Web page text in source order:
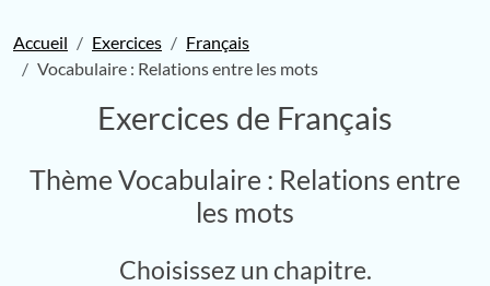
Accueil Exercices
Français
Vocabulaire : Relations entre les mots
Exercices de Français
Thème Vocabulaire : Relations entre
les mots
Choisissez un chapitre.